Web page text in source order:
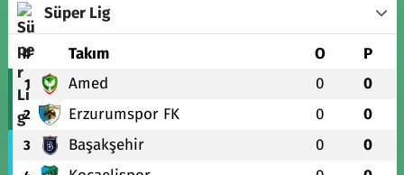
Süper Lig
# Takım O P
1 Amed 0 0
2 Erzurumspor FK 0 0
3 Başakşehir 0 0